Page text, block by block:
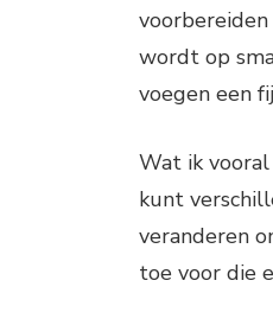
wordt op
voegen een
Wat ik
kunt
veranderen
toe voor die